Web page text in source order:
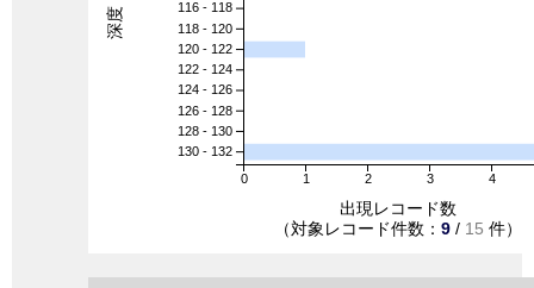
0 1 2 3 4
116 - 118
118 - 120
120 - 122
122 - 124
124 - 126
126 - 128
128 - 130
130 - 132
出現レコード数
（対象レコード件数： 9 / 15 件）